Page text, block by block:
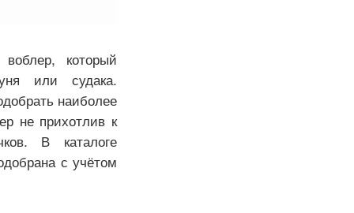
который
или судака.
наиболее
не прихотлив к
В каталоге
с учётом